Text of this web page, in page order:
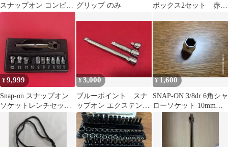
スナップオン コンビネ
ーションレンチ 14mm
グリップ のみ
ボックス2セット 赤
¥9,999
Snap-on スナップオン
ソケットレンチセット
¥3,000
ブルーポイント スナ
ップオン エクステンシ
ョンバー
¥1,600
SNAP-ON 3/8dr 6角シャ
ローソケット 10mm